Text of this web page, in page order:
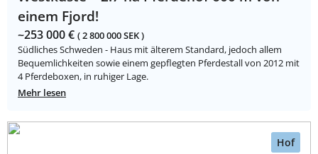
einem Fjord!
~253 000 € ( 2 800 000 SEK )
Südliches Schweden - Haus mit älterem Standard, jedoch allem
Bequemlichkeiten sowie einem gepflegten Pferdestall von 2012 mit
4 Pferdeboxen, in ruhiger Lage.
Mehr lesen
Hof